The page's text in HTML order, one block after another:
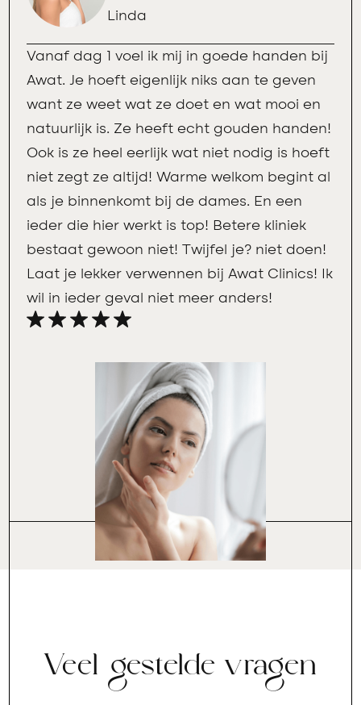
Linda
Vanaf dag 1 voel ik mij in goede handen bij
Awat. Je hoeft eigenlijk niks aan te geven
want ze weet wat ze doet en wat mooi en
natuurlijk is. Ze heeft echt gouden handen!
Ook is ze heel eerlijk wat niet nodig is hoeft
niet zegt ze altijd! Warme welkom begint al
als je binnenkomt bij de dames. En een
ieder die hier werkt is top! Betere kliniek
bestaat gewoon niet! Twijfel je? niet doen!
Laat je lekker verwennen bij Awat Clinics! Ik
wil in ieder geval niet meer anders!
Veel gestelde vragen